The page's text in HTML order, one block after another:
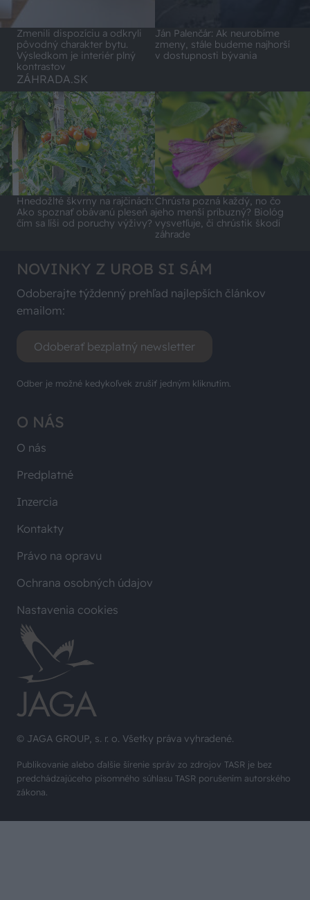
Zmenili dispozíciu a odkryli
pôvodný charakter bytu.
Výsledkom je interiér plný
kontrastov
Ján Palenčár: Ak neurobíme
zmeny, stále budeme najhorší
v dostupnosti bývania
ZÁHRADA.SK
Hnedožlté škvrny na rajčinách:
Ako spoznať obávanú pleseň a
čím sa líši od poruchy výživy?
Chrústa pozná každý, no čo
jeho menší príbuzný? Biológ
vysvetľuje, či chrústik škodí
záhrade
© JAGA GROUP, s. r. o. Všetky práva vyhradené.
Publikovanie alebo ďalšie šírenie správ zo zdrojov TASR je bez
predchádzajúceho písomného súhlasu TASR porušením autorského
zákona.
O NÁS
O nás
Predplatné
Inzercia
Kontakty
Právo na opravu
Ochrana osobných údajov
Nastavenia cookies
NOVINKY Z UROB SI SÁM
Odoberajte týždenný prehľad najlepších článkov
emailom:
Odoberať bezplatný newsletter
Odber je možné kedykoľvek zrušiť jedným kliknutím.